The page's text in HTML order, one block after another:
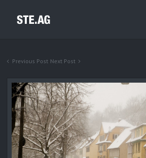
Previous Post Next Post